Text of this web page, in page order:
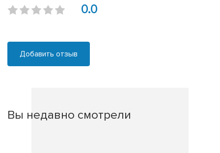
0.0
Добавить отзыв
Вы недавно смотрели